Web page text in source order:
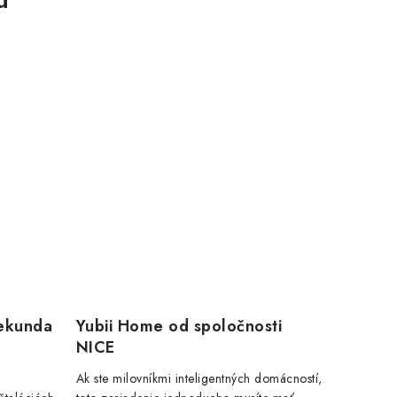
Yubii Home od spoločnosti
NICE
Ak ste milovníkmi inteligentných domácností,